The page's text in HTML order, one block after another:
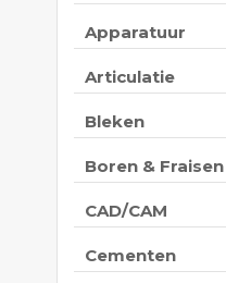
Apparatuur
Articulatie
Bleken
Boren & Fraisen
CAD/CAM
Cementen